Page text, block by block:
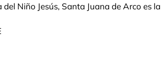
del Niño Jesús, Santa Juana de Arco es